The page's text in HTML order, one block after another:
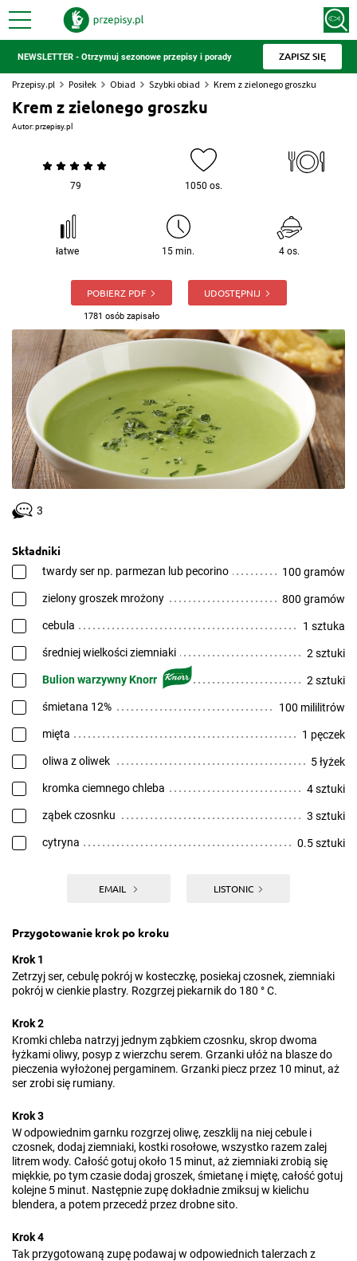
NEWSLETTER - Otrzymuj sezonowe przepisy i porady ZAPISZ SIĘ
Przepisy.pl Posiłek Obiad Szybki obiad Krem z zielonego groszku
Krem z zielonego groszku
Autor:przepisy.pl
79 1050 os.
łatwe 15 min. 4 os.
POBIERZ PDF
1781 osób zapisało
UDOSTĘPNIJ
3
Składniki
twardy ser np. parmezan lub pecorino 100 gramów
zielony groszek mrożony 800 gramów
cebula 1 sztuka
średniej wielkości ziemniaki 2 sztuki
Bulion warzywny Knorr 2 sztuki
śmietana 12% 100 mililitrów
mięta 1 pęczek
oliwa z oliwek 5 łyżek
kromka ciemnego chleba 4 sztuki
ząbek czosnku 3 sztuki
cytryna 0.5 sztuki
EMAIL LISTONIC
Przygotowanie krok po kroku
Krok 1
Zetrzyj ser, cebulę pokrój w kosteczkę, posiekaj czosnek, ziemniaki
pokrój w cienkie plastry. Rozgrzej piekarnik do 180 ° C.
Krok 2
Kromki chleba natrzyj jednym ząbkiem czosnku, skrop dwoma
łyżkami oliwy, posyp z wierzchu serem. Grzanki ułóż na blasze do
pieczenia wyłożonej pergaminem. Grzanki piecz przez 10 minut, aż
ser zrobi się rumiany.
Krok 3
W odpowiednim garnku rozgrzej oliwę, zeszklij na niej cebule i
czosnek, dodaj ziemniaki, kostki rosołowe, wszystko razem zalej
litrem wody. Całość gotuj około 15 minut, aż ziemniaki zrobią się
miękkie, po tym czasie dodaj groszek, śmietanę i miętę, całość gotuj
kolejne 5 minut. Następnie zupę dokładnie zmiksuj w kielichu
blendera, a potem przecedź przez drobne sito.
Krok 4
Tak przygotowaną zupę podawaj w odpowiednich talerzach z